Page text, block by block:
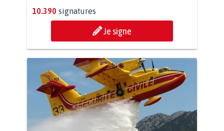
10.390 signatures
Je signe